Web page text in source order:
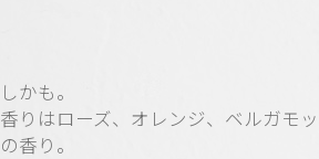
しかも。
香りはローズ、オレンジ、ベルガモ
の香り。